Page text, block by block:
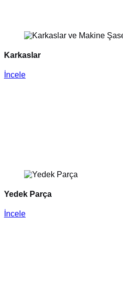
Karkaslar
İncele
Yedek Parça
İncele